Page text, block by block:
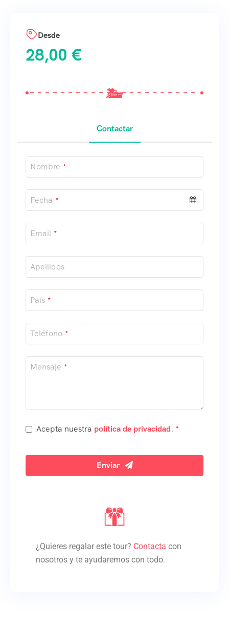
Desde
28,00 €
Contactar
Nombre *
Fecha *
Email *
Apellidos
País *
Teléfono *
Mensaje *
Acepta nuestra política de privacidad. *
Enviar
¿Quieres regalar este tour? Contacta con
nosotros y te ayudaremos con todo.